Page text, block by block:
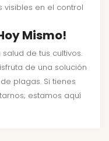
visibles en el control
Mismo!
de tus cultivos.
de una solución
plagas. Si tienes
estamos aquí